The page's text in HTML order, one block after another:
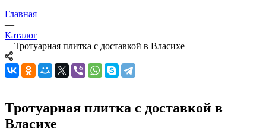
Главная
—
Каталог
—Тротуарная плитка с доставкой в Власихе
Тротуарная плитка с доставкой в
Власихе